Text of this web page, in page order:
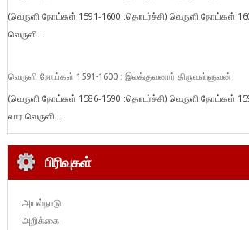
(வெருளி நோய்கள் 1591-1600 :தொடர்ச்சி) வெருளி நோய்கள்
வெருளி...
வெருளி நோய்கள் 1591-1600 : இலக்குவனார் திருவள்ளுவன்
(வெருளி நோய்கள் 1586-1590 :தொடர்ச்சி) வெருளி நோய்கள்
வார வெருளி...
பிரிவுகள்
அயல்நாடு
அறிக்கை